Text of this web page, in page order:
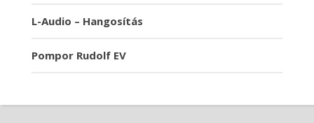
L-Audio – Hangosítás
Pompor Rudolf EV